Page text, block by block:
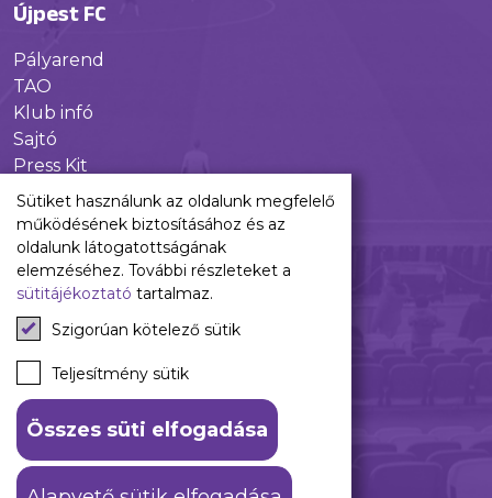
Újpest FC
Pályarend
TAO
Klub infó
Sajtó
Press Kit
Újpest FC Shop
Digitális felületeink
Facebook
Instagram
Tiktok
Youtube
Spotify
ÁSZF
Adatkezelési tájékoztató
Sütiket használunk az oldalunk megfelelő
működésének biztosításához és az
oldalunk látogatottságának
elemzéséhez. További részleteket a
sütitájékoztató tartalmaz.
Szigorúan kötelező sütik
Teljesítmény sütik
Összes süti elfogadása